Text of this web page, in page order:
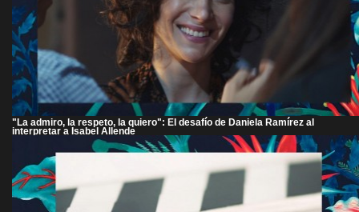
"La admiro, la respeto, la quiero": El desafío de Daniela Ramírez al
interpretar a Isabel Allende